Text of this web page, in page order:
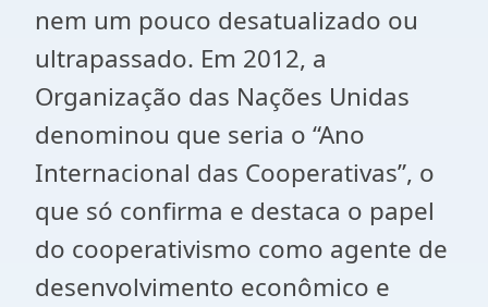
nem um pouco desatualizado ou
ultrapassado. Em 2012, a
Organização das Nações Unidas
denominou que seria o “Ano
Internacional das Cooperativas”, o
que só confirma e destaca o papel
do cooperativismo como agente de
desenvolvimento econômico e